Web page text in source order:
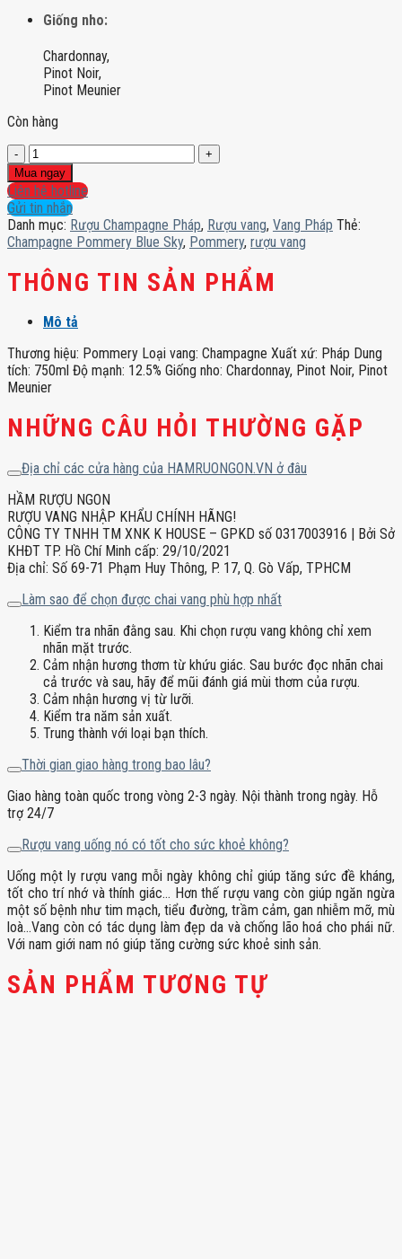
Giống nho:
Chardonnay,
Pinot Noir,
Pinot Meunier
Còn hàng
Champagne
Pommery
Blue
Sky
số
lượng
Mua ngay
Liên hệ hotline
Gửi tin nhắn
Danh mục: Rượu Champagne Pháp, Rượu vang, Vang Pháp Thẻ:
Champagne Pommery Blue Sky, Pommery, rượu vang
THÔNG TIN SẢN PHẨM
Mô tả
Thương hiệu: Pommery Loại vang: Champagne Xuất xứ: Pháp Dung
tích: 750ml Độ mạnh: 12.5% Giống nho: Chardonnay, Pinot Noir, Pinot
Meunier
NHỮNG CÂU HỎI THƯỜNG GẶP
Địa chỉ các cửa hàng của HAMRUONGON.VN ở đâu
HẦM RƯỢU NGON
RƯỢU VANG NHẬP KHẨU CHÍNH HÃNG!
CÔNG TY TNHH TM XNK K HOUSE – GPKD số 0317003916 | Bởi Sở
KHĐT TP. Hồ Chí Minh cấp: 29/10/2021
Địa chỉ: Số 69-71 Phạm Huy Thông, P. 17, Q. Gò Vấp, TPHCM
Làm sao để chọn được chai vang phù hợp nhất
Kiểm tra nhãn đằng sau. Khi chọn rượu vang không chỉ xem
nhãn mặt trước.
Cảm nhận hương thơm từ khứu giác. Sau bước đọc nhãn chai
cả trước và sau, hãy để mũi đánh giá mùi thơm của rượu.
Cảm nhận hương vị từ lưỡi.
Kiểm tra năm sản xuất.
Trung thành với loại bạn thích.
Thời gian giao hàng trong bao lâu?
Giao hàng toàn quốc trong vòng 2-3 ngày. Nội thành trong ngày. Hỗ
trợ 24/7
Rượu vang uống nó có tốt cho sức khoẻ không?
Uống một ly rượu vang mỗi ngày không chỉ giúp tăng sức đề kháng,
tốt cho trí nhớ và thính giác… Hơn thế rượu vang còn giúp ngăn ngừa
một số bệnh như tim mạch, tiểu đường, trầm cảm, gan nhiễm mỡ, mù
loà…Vang còn có tác dụng làm đẹp da và chống lão hoá cho phái nữ.
Với nam giới nam nó giúp tăng cường sức khoẻ sinh sản.
SẢN PHẨM TƯƠNG TỰ